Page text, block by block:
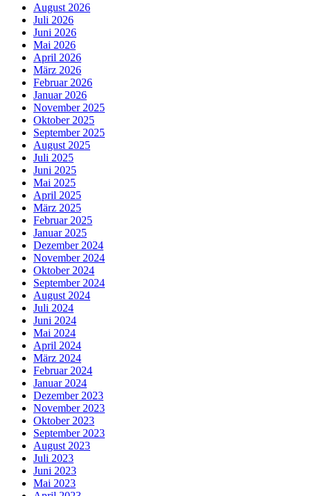
August 2026
Juli 2026
Juni 2026
Mai 2026
April 2026
März 2026
Februar 2026
Januar 2026
November 2025
Oktober 2025
September 2025
August 2025
Juli 2025
Juni 2025
Mai 2025
April 2025
März 2025
Februar 2025
Januar 2025
Dezember 2024
November 2024
Oktober 2024
September 2024
August 2024
Juli 2024
Juni 2024
Mai 2024
April 2024
März 2024
Februar 2024
Januar 2024
Dezember 2023
November 2023
Oktober 2023
September 2023
August 2023
Juli 2023
Juni 2023
Mai 2023